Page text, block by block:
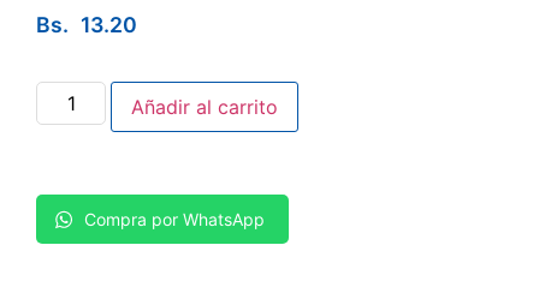
Bs. 13.20
Añadir al carrito
Compra por WhatsApp